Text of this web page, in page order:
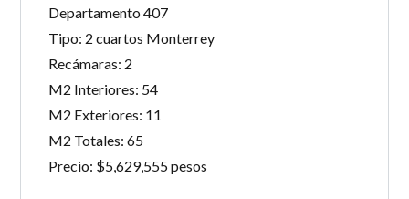
Departamento 407
Tipo: 2 cuartos Monterrey
Recámaras: 2
M2 Interiores: 54
M2 Exteriores: 11
M2 Totales: 65
Precio: $5,629,555 pesos